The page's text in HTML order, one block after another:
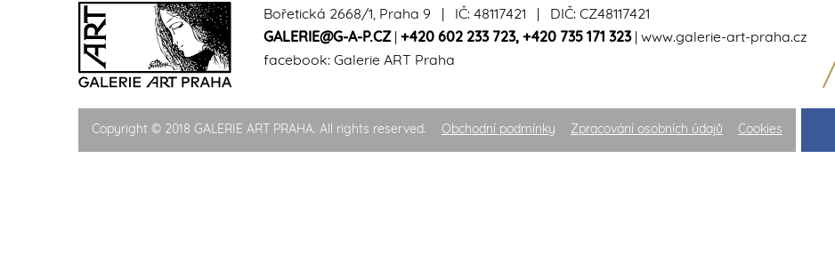
Bořetická 2668/1, Praha 9 | IČ: 48117421 | DIČ: CZ48117421
GALERIE@G-A-P.CZ| +420 602 233 723, +420 735 171 323| www.galerie-art-praha.cz
facebook: Galerie ART Praha
Copyright © 2018 GALERIE ART PRAHA. All rights reserved. Obchodní podmínky Zpracování osobních údajů Cookies